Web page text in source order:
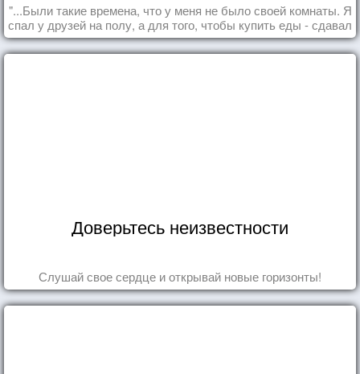
"...Были такие времена, что у меня не было своей комнаты. Я
спал у друзей на полу, а для того, чтобы купить еды - сдавал
бутылки из под кока-колы"
Доверьтесь неизвестности
Слушай свое сердце и открывай новые горизонты!